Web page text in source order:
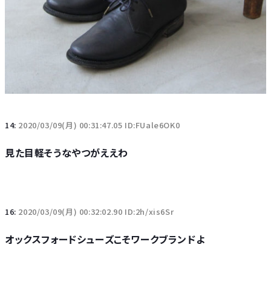
14: 2020/03/09(月) 00:31:47.05 ID:FUale6OK0
見た目軽そうなやつがええわ
16: 2020/03/09(月) 00:32:02.90 ID:2h/xis6Sr
オックスフォードシューズこそワークブランドよ